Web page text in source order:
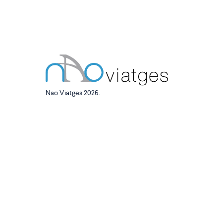
Nao Viatges 2026.